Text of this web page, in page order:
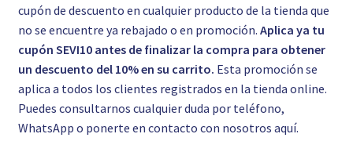
cupón de descuento en cualquier producto de la tienda que
no se encuentre ya rebajado o en promoción. Aplica ya tu
cupón SEVI10 antes de finalizar la compra para obtener
un descuento del 10% en su carrito. Esta promoción se
aplica a todos los clientes registrados en la tienda online.
Puedes consultarnos cualquier duda por teléfono,
WhatsApp o ponerte en contacto con nosotros aquí.